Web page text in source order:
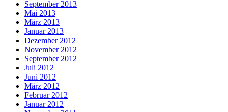
September 2013
Mai 2013
März 2013
Januar 2013
Dezember 2012
November 2012
September 2012
Juli 2012
Juni 2012
März 2012
Februar 2012
Januar 2012